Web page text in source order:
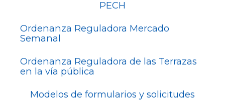
PECH
Ordenanza Reguladora Mercado
Semanal
Ordenanza Reguladora de las Terrazas
en la vía pública
Modelos de formularios y solicitudes